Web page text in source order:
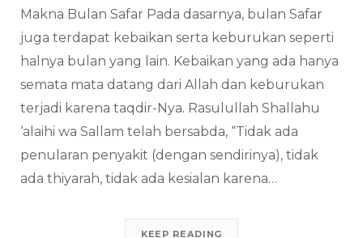
Makna Bulan Safar Pada dasarnya, bulan Safar
juga terdapat kebaikan serta keburukan seperti
halnya bulan yang lain. Kebaikan yang ada hanya
semata mata datang dari Allah dan keburukan
terjadi karena taqdir-Nya. Rasulullah Shallahu
‘alaihi wa Sallam telah bersabda, “Tidak ada
penularan penyakit (dengan sendirinya), tidak
ada thiyarah, tidak ada kesialan karena…
KEEP READING